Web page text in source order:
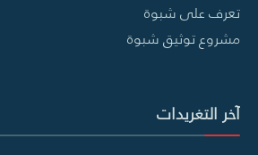
تعرف على شبوة
مشروع توثيق شبوة
آخر التغريدات